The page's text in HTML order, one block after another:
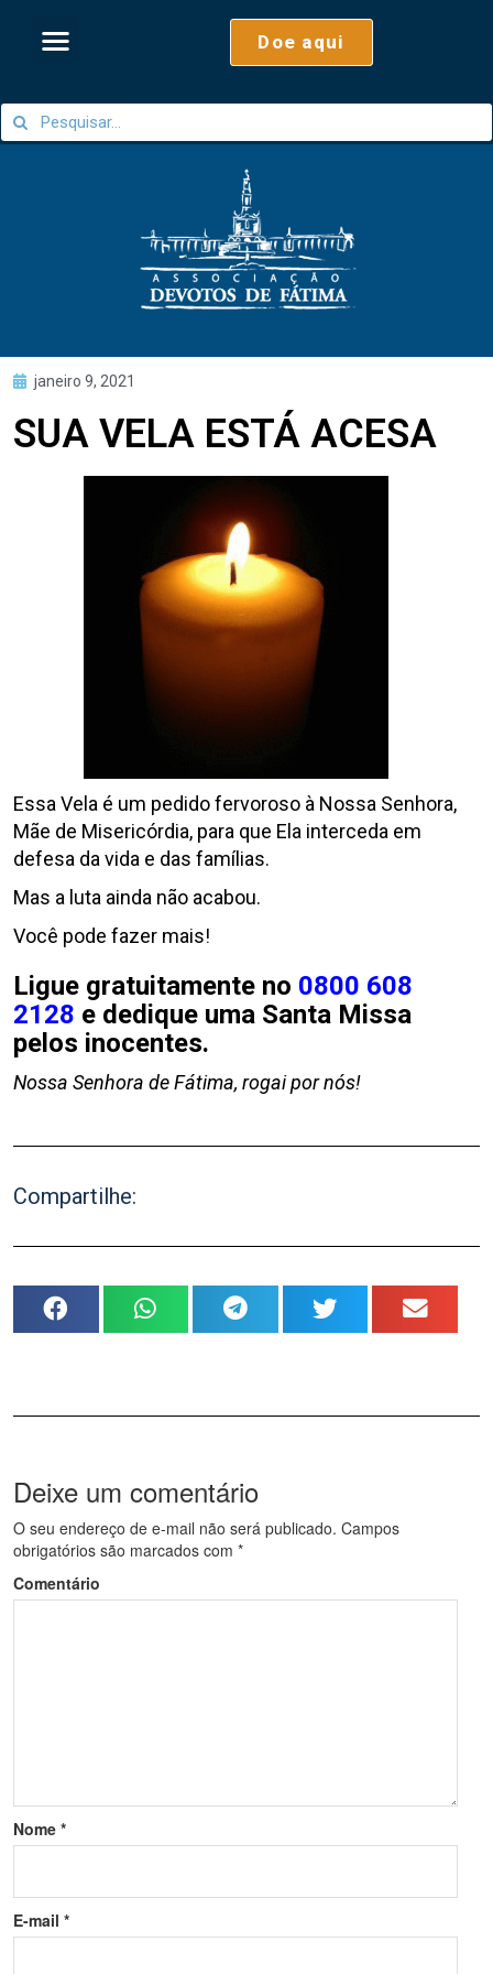
Doe aqui
janeiro 9, 2021
SUA VELA ESTÁ ACESA
Essa Vela é um pedido fervoroso à Nossa Senhora,
Mãe de Misericórdia, para que Ela interceda em
defesa da vida e das famílias.
Mas a luta ainda não acabou.
Você pode fazer mais!
Ligue gratuitamente no 0800 608
2128 e dedique uma Santa Missa
pelos inocentes.
Nossa Senhora de Fátima, rogai por nós!
Compartilhe:
Deixe um comentário
O seu endereço de e-mail não será publicado. Campos
obrigatórios são marcados com *
Comentário
Nome *
E-mail *